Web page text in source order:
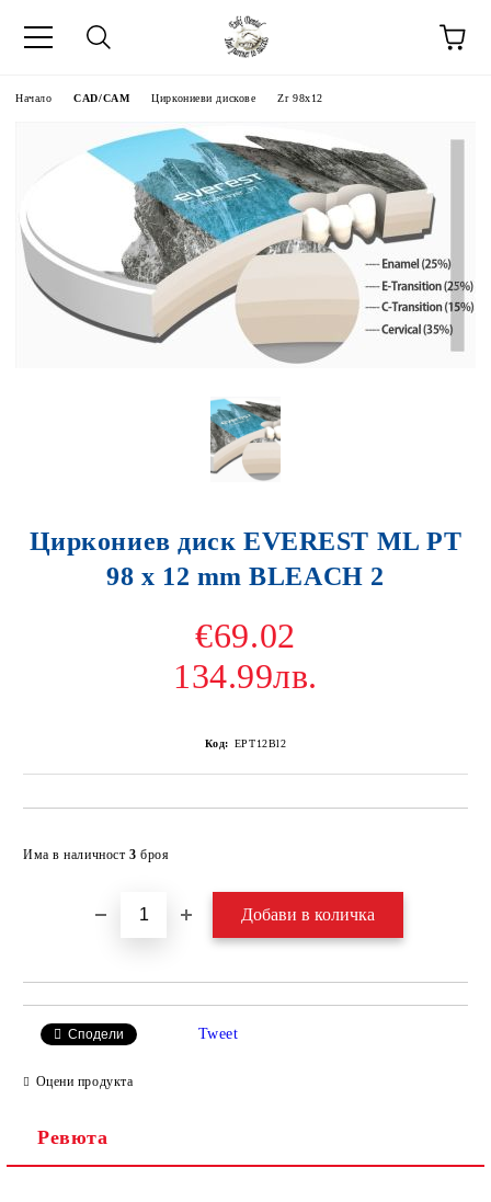
Начало CAD/CAM Циркониеви дискове Zr 98x12
Циркониев диск EVEREST ML PT
98 x 12 mm BLEACH 2
€69.02
134.99лв.
Код: EPT12Bl2
Има в наличност 3 броя
Сподели Tweet
Оцени продукта
Ревюта